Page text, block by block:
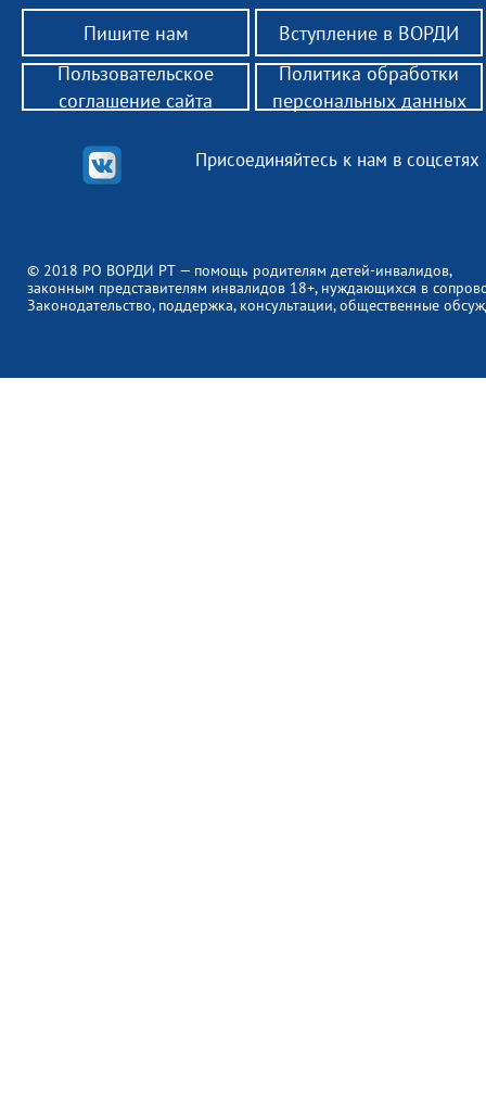
Пишите нам Вступление в ВОРДИ
© 2018 РО ВОРДИ РТ — помощь родителям детей-инвалидов,
законным представителям инвалидов 18+, нуждающихся в
Законодательство, поддержка, консультации, общественные
Присоединяйтесь к нам в соцсетях
Пользовательское
соглашение сайта
Политика обработки
персональных данных